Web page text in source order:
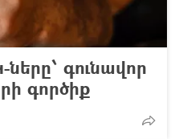
գունավոր
գործիք